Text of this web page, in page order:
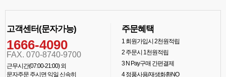
고객센터(문자가능)
1666-4090
FAX. 070-8740-9700
근무시간(07:00-21:00) 외
문자주문 주시면 익일 신속히
주문혜택
1회원가입시 2천원적립
2주문시 1천원적립
3N Pay구매 간편결제
4정품사용/재생화환NO